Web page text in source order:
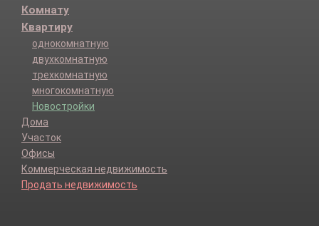
Комнату
Квартиру
однокомнатную
двухкомнатную
трехкомнатную
многокомнатную
Новостройки
Дома
Участок
Офисы
Коммерческая недвижимость
Продать недвижимость